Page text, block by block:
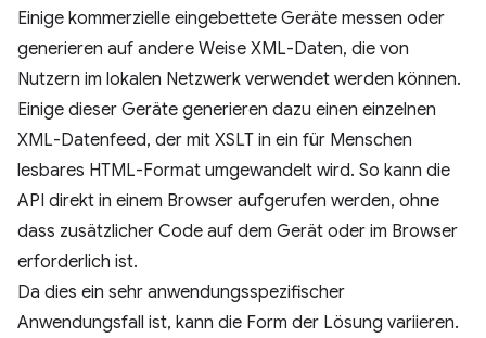
Einige kommerzielle eingebettete Geräte messen oder
generieren auf andere Weise XML-Daten, die von
Nutzern im lokalen Netzwerk verwendet werden können.
Einige dieser Geräte generieren dazu einen einzelnen
XML-Datenfeed, der mit XSLT in ein für Menschen
lesbares HTML-Format umgewandelt wird. So kann die
API direkt in einem Browser aufgerufen werden, ohne
dass zusätzlicher Code auf dem Gerät oder im Browser
erforderlich ist.
Da dies ein sehr anwendungsspezifischer
Anwendungsfall ist, kann die Form der Lösung variieren.